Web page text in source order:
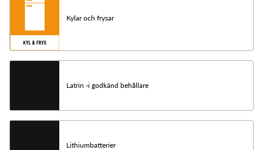
Kylar och frysar
Latrin -i godkänd behållare
Lithiumbatterier